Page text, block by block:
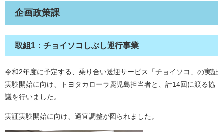
企画政策課
取組1：チョイソコしぶし運行事業
令和2年度に予定する、乗り合い送迎サービス「チョイソコ」の実証
実験開始に向け、トヨタカローラ鹿児島担当者と、計14回に渡る協
議を行いました。
実証実験開始に向け、適宜調整が図られました。